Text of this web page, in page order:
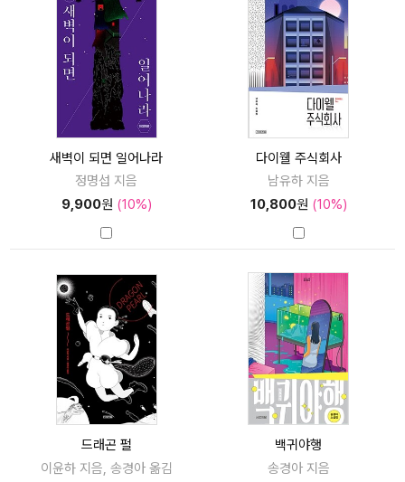
새벽이 되면 일어나라
정명섭 지음
9,900원 (10%)
다이웰 주식회사
남유하 지음
10,800원 (10%)
드래곤 펄
이윤하 지음, 송경아 옮김
백귀야행
송경아 지음